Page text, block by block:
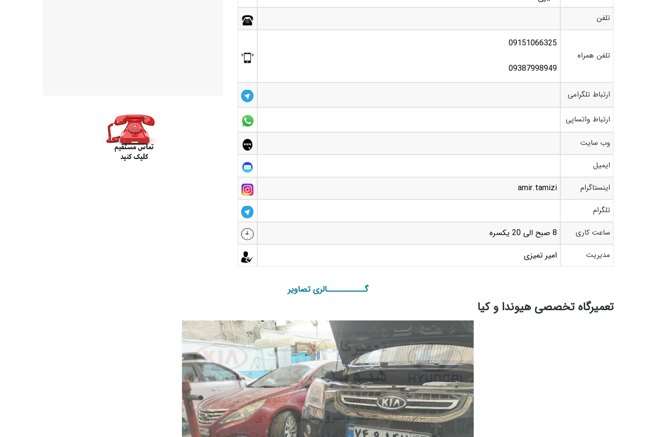
تلفن
تلفن همراه
09151066325
09387998949
ارتباط تلگرامی
ارتباط واتساپی
وب سایت
ایمیل
اینستاگرام
amir.tamizi
تلگرام
ساعت کاری
8 صبح الی 20 یکسره
مدیریت امیر تمیزی
گـــــــــــالری تصاویر
تعمیرگاه تخصصی هیوندا و کیا